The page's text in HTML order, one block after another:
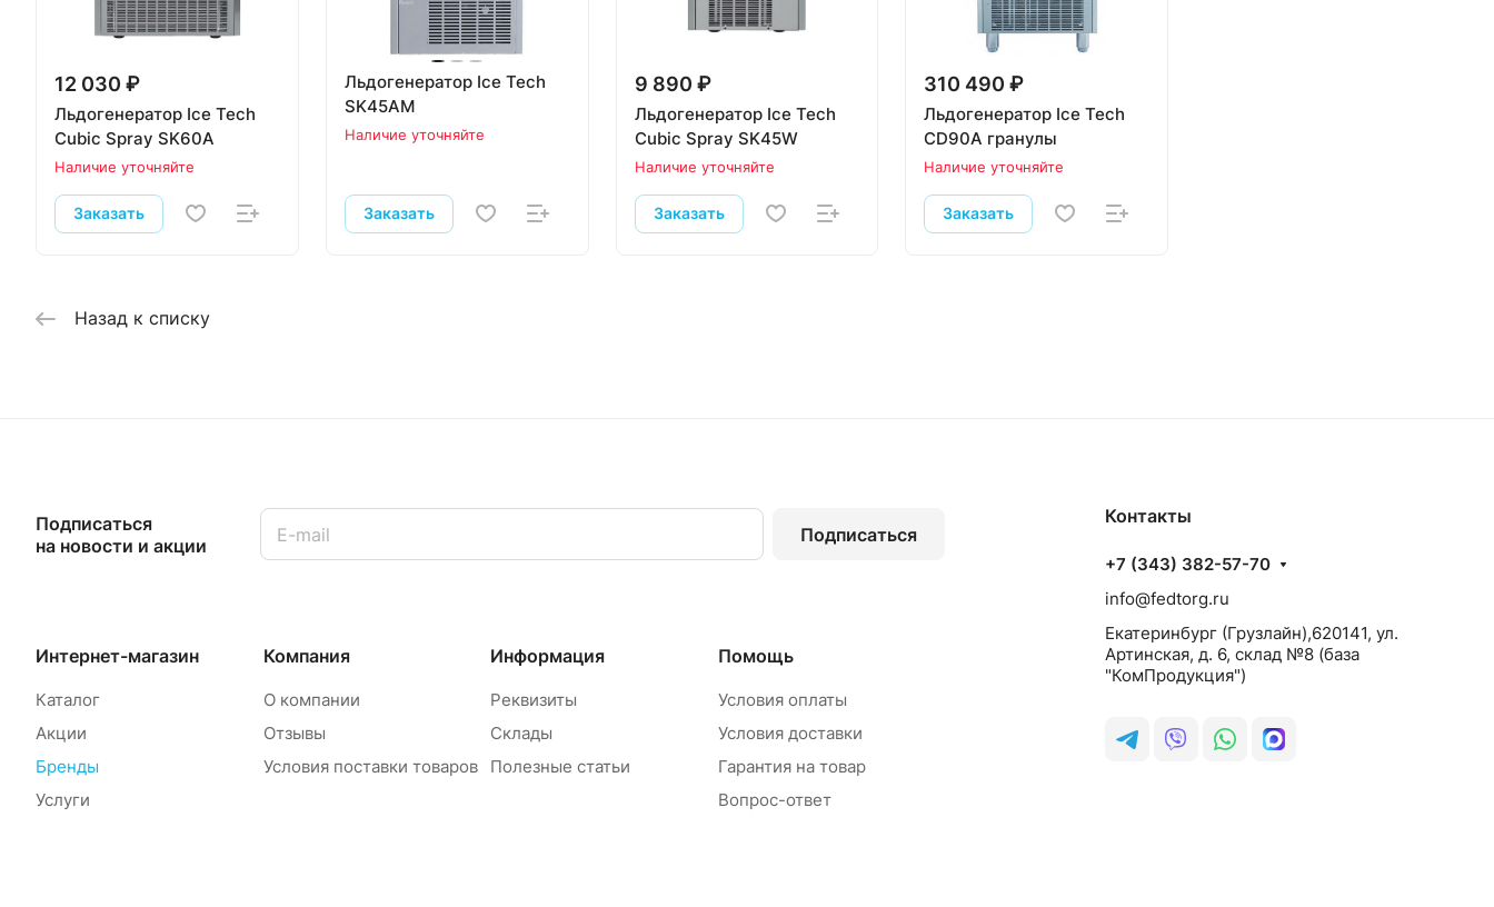
12 030 ₽
Льдогенератор Ice Tech
Cubic Spray SK60A
Наличие уточняйте
Заказать
Льдогенератор Ice Tech
SK45AM
Наличие уточняйте
Заказать
9 890 ₽
Льдогенератор Ice Tech
Cubic Spray SK45W
Наличие уточняйте
Заказать
310 490 ₽
Льдогенератор Ice Tech
CD90А гранулы
Наличие уточняйте
Заказать
Назад к списку
Подписаться
на новости и акции
Подписаться
Интернет-магазин
Каталог
Акции
Бренды
Услуги
Компания
О компании
Отзывы
Условия поставки товаров
Информация
Реквизиты
Склады
Полезные статьи
Помощь
Условия оплаты
Условия доставки
Гарантия на товар
Вопрос-ответ
Контакты
+7 (343) 382-57-70
info@fedtorg.ru
Екатеринбург (Грузлайн),620141, ул.
Артинская, д. 6, склад №8 (база
"КомПродукция")